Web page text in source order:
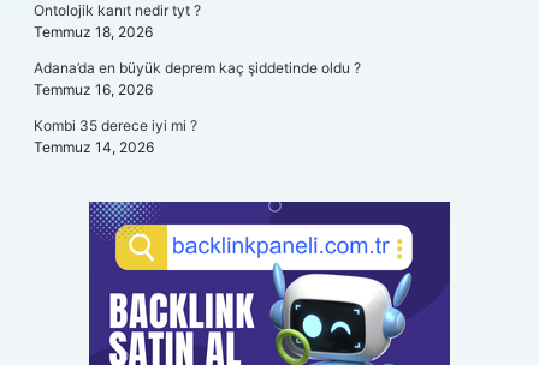
Ontolojik kanıt nedir tyt ?
Temmuz 18, 2026
Adana’da en büyük deprem kaç şiddetinde oldu ?
Temmuz 16, 2026
Kombi 35 derece iyi mi ?
Temmuz 14, 2026